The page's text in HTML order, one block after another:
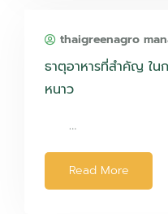
thaigreenagro
ธาตุอาหารที่สำคัญ ใน
หนาว
…
Read More